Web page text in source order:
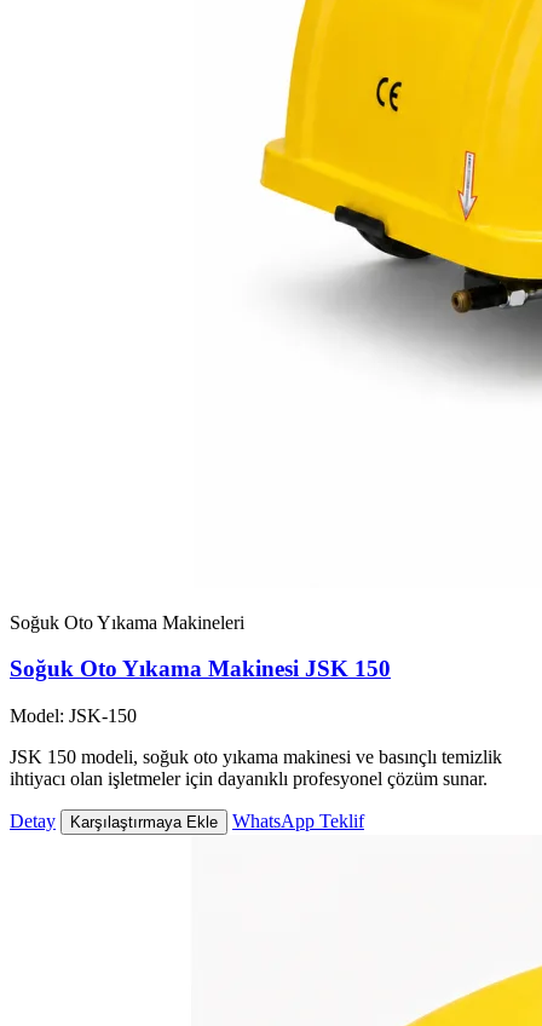
Soğuk Oto Yıkama Makineleri
Soğuk Oto Yıkama Makinesi JSK 150
Model: JSK-150
JSK 150 modeli, soğuk oto yıkama makinesi ve basınçlı temizlik
ihtiyacı olan işletmeler için dayanıklı profesyonel çözüm sunar.
Detay Karşılaştırmaya Ekle WhatsApp Teklif